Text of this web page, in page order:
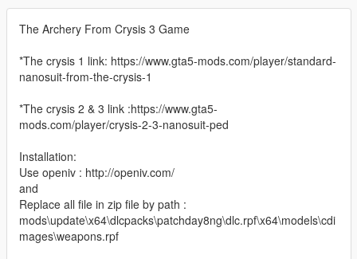
The Archery From Crysis 3 Game
*The crysis 1 link: https://www.gta5-mods.com/player/standard-
nanosuit-from-the-crysis-1
*The crysis 2 & 3 link :https://www.gta5-
mods.com/player/crysis-2-3-nanosuit-ped
Installation:
Use openiv : http://openiv.com/
and
Replace all file in zip file by path :
mods\update\x64\dlcpacks\patchday8ng\dlc.rpf\x64\models\cdi
mages\weapons.rpf